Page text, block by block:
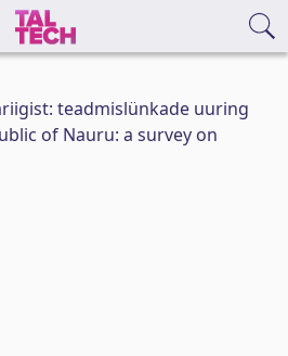
teadmislünkade uuring
of Nauru: a survey on